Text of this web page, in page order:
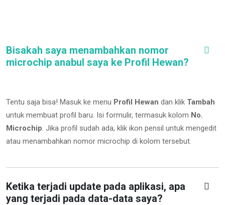
Bisakah saya menambahkan nomor
microchip anabul saya ke Profil Hewan?
Tentu saja bisa! Masuk ke menu Profil Hewan dan klik Tambah
untuk membuat profil baru. Isi formulir, termasuk kolom No.
Microchip. Jika profil sudah ada, klik ikon pensil untuk mengedit
atau menambahkan nomor microchip di kolom tersebut.
Ketika terjadi update pada aplikasi, apa
yang terjadi pada data-data saya?